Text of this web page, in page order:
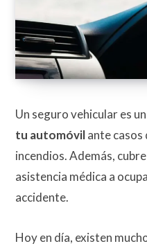
Un seguro vehicular es
tu automóvilante casos
incendios. Además,
asistencia médica a
accidente.
Hoy en día, existen